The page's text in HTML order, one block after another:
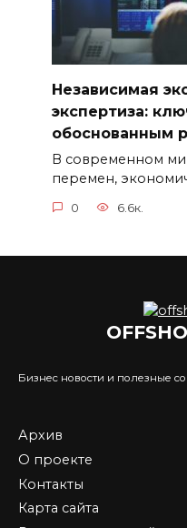
Независимая
экспертиза:
обоснованным
В современном
перемен,
0 6.6к.
Бизнес новости и полезные
Архив
О проекте
Контакты
Карта сайта